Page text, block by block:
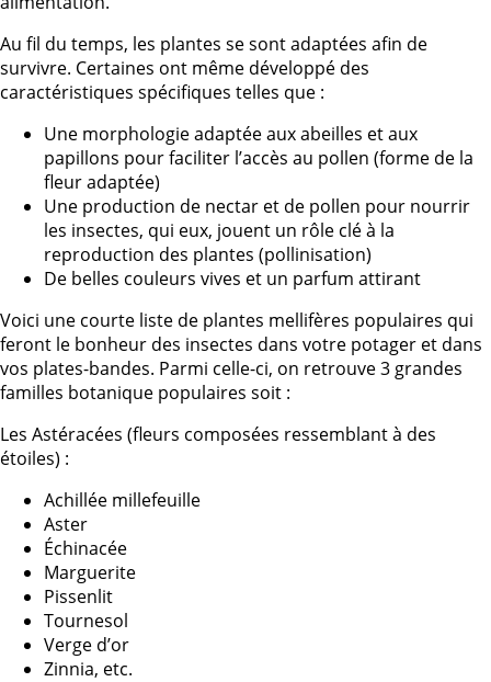
Au fil du temps, les plantes se sont adaptées afin de
survivre. Certaines ont même développé des
caractéristiques spécifiques telles que :
Une morphologie adaptée aux abeilles et aux
papillons pour faciliter l’accès au pollen (forme de la
fleur adaptée)
Une production de nectar et de pollen pour nourrir
les insectes, qui eux, jouent un rôle clé à la
reproduction des plantes (pollinisation)
De belles couleurs vives et un parfum attirant
Voici une courte liste de plantes mellifères populaires qui
feront le bonheur des insectes dans votre potager et dans
vos plates-bandes. Parmi celle-ci, on retrouve 3 grandes
familles botanique populaires soit :
Les Astéracées (fleurs composées ressemblant à des
étoiles) :
Achillée millefeuille
Aster
Échinacée
Marguerite
Pissenlit
Tournesol
Verge d’or
Zinnia, etc.